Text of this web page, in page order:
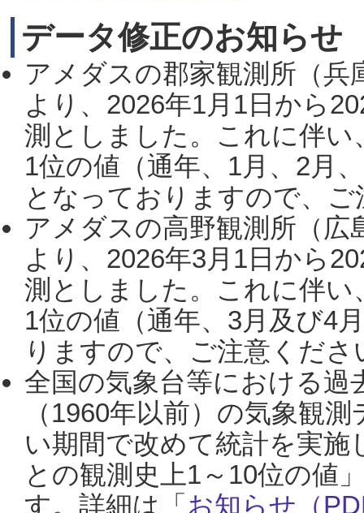
データ修正のお知らせ
アメダスの郡家観測所（
より、2026年1月1日から
測としました。これに伴い
1位の値（通年、1月、2月
となっておりますので、
アメダスの高野観測所（
より、2026年3月1日から
測としました。これに伴い
1位の値（通年、3月及び4
りますので、ご注意くだ
全国の気象台等における過
（1960年以前）の気象観
い期間で改めて統計を実
との観測史上1～10位の値
す。詳細は「 お知らせ（